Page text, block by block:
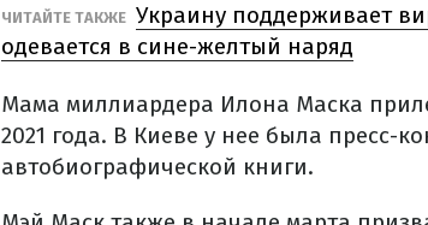
ЧИТАЙТЕ ТАКЖЕ Украину поддерживает
одевается в сине-желтый наряд
Мама миллиардера Илона Маска
2021 года. В Киеве у нее была пресс-
автобиографической книги.